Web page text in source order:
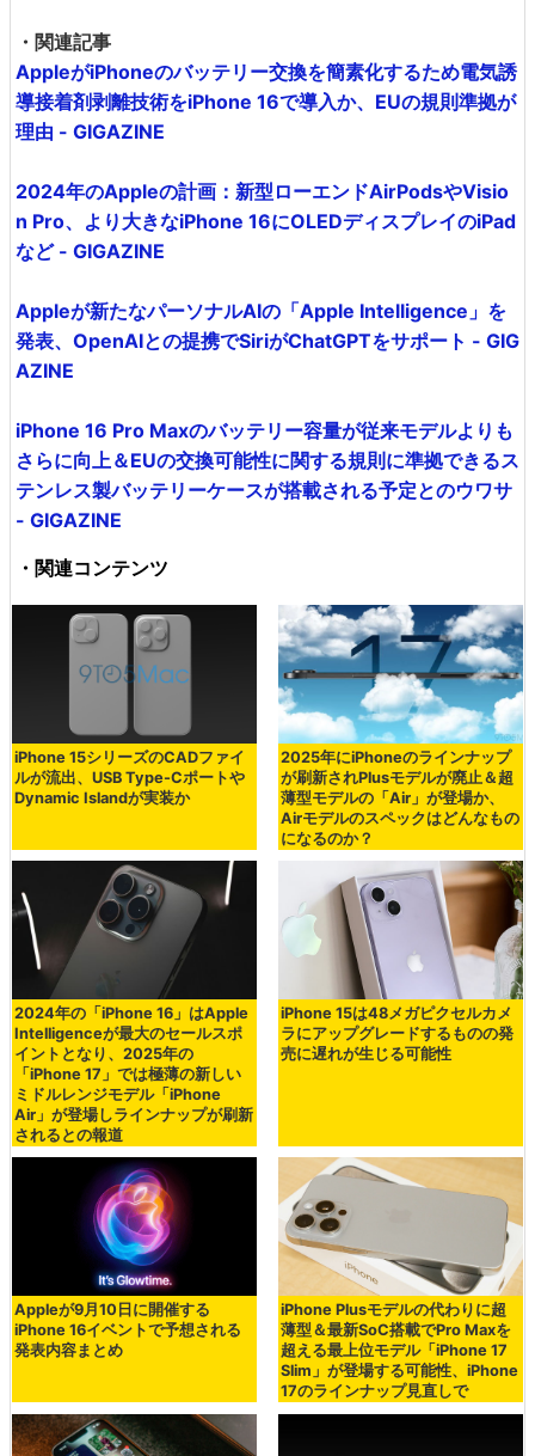
・関連記事
AppleがiPhoneのバッテリー交換を簡素化するため電気誘
導接着剤剥離技術をiPhone 16で導入か、EUの規則準拠が
理由 - GIGAZINE
2024年のAppleの計画：新型ローエンドAirPodsやVisio
n Pro、より大きなiPhone 16にOLEDディスプレイのiPad
など - GIGAZINE
Appleが新たなパーソナルAIの「Apple Intelligence」を
発表、OpenAIとの提携でSiriがChatGPTをサポート - GIG
AZINE
iPhone 16 Pro Maxのバッテリー容量が従来モデルよりも
さらに向上＆EUの交換可能性に関する規則に準拠できるス
テンレス製バッテリーケースが搭載される予定とのウワサ
- GIGAZINE
・関連コンテンツ
iPhone 15シリーズのCADファイ
ルが流出、USB Type-Cポートや
Dynamic Islandが実装か
2025年にiPhoneのラインナップ
が刷新されPlusモデルが廃止＆超
薄型モデルの「Air」が登場か、
Airモデルのスペックはどんなもの
になるのか？
2024年の「iPhone 16」はApple
Intelligenceが最大のセールスポ
イントとなり、2025年の
「iPhone 17」では極薄の新しい
ミドルレンジモデル「iPhone
Air」が登場しラインナップが刷新
されるとの報道
iPhone 15は48メガピクセルカメ
ラにアップグレードするものの発
売に遅れが生じる可能性
Appleが9月10日に開催する
iPhone 16イベントで予想される
発表内容まとめ
iPhone Plusモデルの代わりに超
薄型＆最新SoC搭載でPro Maxを
超える最上位モデル「iPhone 17
Slim」が登場する可能性、iPhone
17のラインナップ見直しで